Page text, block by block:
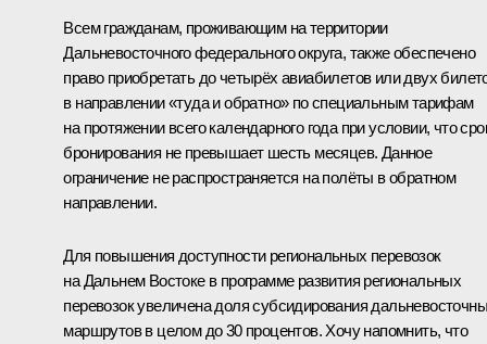
Всем гражданам, проживающим на территории
Дальневосточного федерального округа, также обеспечено
право приобретать до четырёх авиабилетов или двух
в направлении «туда и обратно» по специальным тарифам
на протяжении всего календарного года при условии, что
бронирования не превышает шесть месяцев. Данное
ограничение не распространяется на полёты в обратном
направлении.
Для повышения доступности региональных перевозок
на Дальнем Востоке в программе развития региональных
перевозок увеличена доля субсидирования
маршрутов в целом до 30 процентов. Хочу напомнить, что